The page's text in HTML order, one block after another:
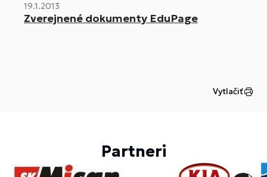
19.1.2013
Zverejnené dokumenty EduPage
Vytlačiť
Partneri